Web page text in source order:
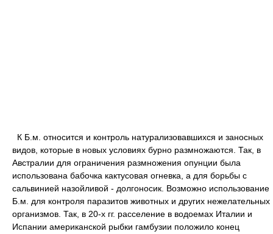
К Б.м. относится и контроль натурализовавшихся и заносных
видов, которые в новых условиях бурно размножаются. Так, в
Австралии для ограничения размножения опунции была
использована бабочка кактусовая огневка, а для борьбы с
сальвинией назойливой - долгоносик. Возможно использование
Б.м. для контроля паразитов животных и других нежелательных
организмов. Так, в 20-х гг. расселение в водоемах Италии и
Испании американской рыбки гамбузии положило конец